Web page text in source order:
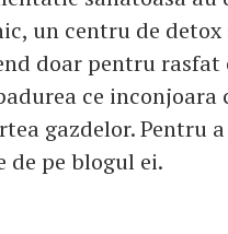
un centru de detox
doar pentru rasfat
ce inconjoara
gazdelor. Pentru
de pe blogul ei.